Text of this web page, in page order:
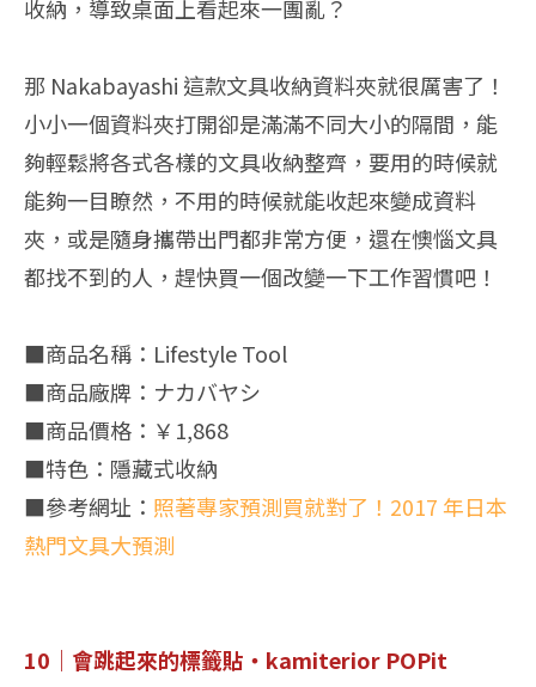
收納，導致桌面上看起來一團亂？
那 Nakabayashi 這款文具收納資料夾就很厲害了！
小小一個資料夾打開卻是滿滿不同大小的隔間，能
夠輕鬆將各式各樣的文具收納整齊，要用的時候就
能夠一目瞭然，不用的時候就能收起來變成資料
夾，或是隨身攜帶出門都非常方便，還在懊惱文具
都找不到的人，趕快買一個改變一下工作習慣吧！
■商品名稱：Lifestyle Tool
■商品廠牌：ナカバヤシ
■商品價格：￥1,868
■特色：隱藏式收納
■參考網址： 照著專家預測買就對了！2017 年日本
熱門文具大預測
10｜會跳起來的標籤貼・kamiterior POPit